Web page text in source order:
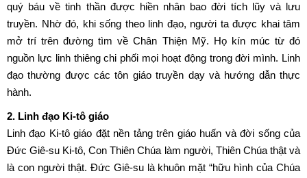
quý báu về tinh thần được hiền nhân bao đời tích lũy và lưu
truyền. Nhờ đó, khi sống theo linh đạo, người ta được khai tâm
mở trí trên đường tìm về Chân Thiện Mỹ. Họ kín múc từ đó
nguồn lực linh thiêng chi phối mọi hoạt động trong đời mình. Linh
đạo thường được các tôn giáo truyền dạy và hướng dẫn thực
hành.
2. Linh đạo Ki-tô giáo
Linh đạo Ki-tô giáo đặt nền tảng trên giáo huấn và đời sống của
Đức Giê-su Ki-tô, Con Thiên Chúa làm người, Thiên Chúa thật và
là con người thật. Đức Giê-su là khuôn mặt “hữu hình của Chúa